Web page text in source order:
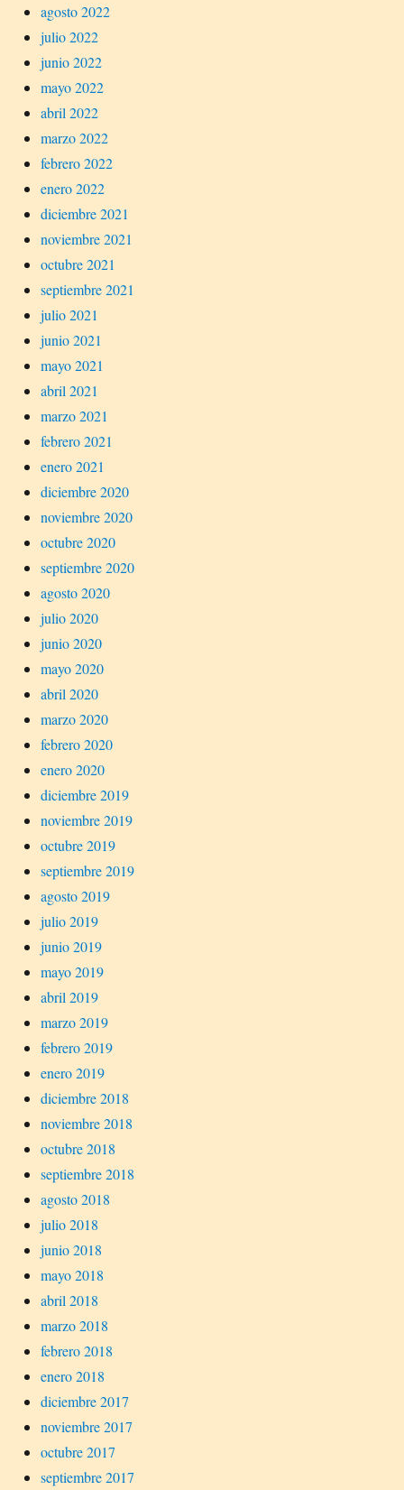
agosto 2022
julio 2022
junio 2022
mayo 2022
abril 2022
marzo 2022
febrero 2022
enero 2022
diciembre 2021
noviembre 2021
octubre 2021
septiembre 2021
julio 2021
junio 2021
mayo 2021
abril 2021
marzo 2021
febrero 2021
enero 2021
diciembre 2020
noviembre 2020
octubre 2020
septiembre 2020
agosto 2020
julio 2020
junio 2020
mayo 2020
abril 2020
marzo 2020
febrero 2020
enero 2020
diciembre 2019
noviembre 2019
octubre 2019
septiembre 2019
agosto 2019
julio 2019
junio 2019
mayo 2019
abril 2019
marzo 2019
febrero 2019
enero 2019
diciembre 2018
noviembre 2018
octubre 2018
septiembre 2018
agosto 2018
julio 2018
junio 2018
mayo 2018
abril 2018
marzo 2018
febrero 2018
enero 2018
diciembre 2017
noviembre 2017
octubre 2017
septiembre 2017